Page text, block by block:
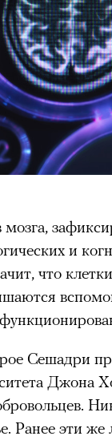
и
что
Сешадри
Джона
Ранее эти же
все